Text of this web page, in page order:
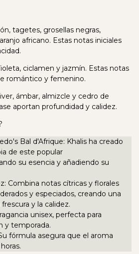
tagetes, grosellas negras,
africano. Estas notas iniciales
ciclamen y jazmín. Estas notas
romántico y femenino.
ámbar, almizcle y cedro de
aportan profundidad y calidez.
Bal d'Afrique: Khalis ha creado
de este popular
su esencia y añadiendo su
Combina notas cítricas y florales
y especiados, creando una
y la calidez.
unisex, perfecta para
y temporada.
fórmula asegura que el aroma